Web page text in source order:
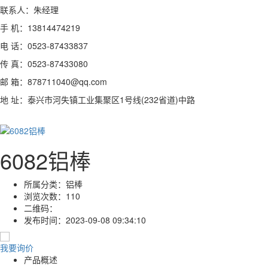
联系人：朱经理
手 机：13814474219
电 话：0523-87433837
传 真：0523-87433080
邮 箱：878711040@qq.com
地 址：泰兴市河失镇工业集聚区1号线(232省道)中路
6082铝棒
所属分类： 铝棒
浏览次数： 110
二维码：
发布时间： 2023-09-08 09:34:10
我要询价
产品概述